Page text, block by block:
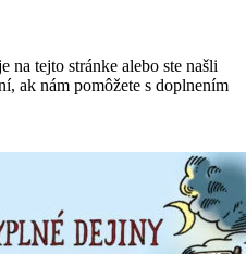
tejto stránke alebo ste našli
ak nám pomôžete s doplnením